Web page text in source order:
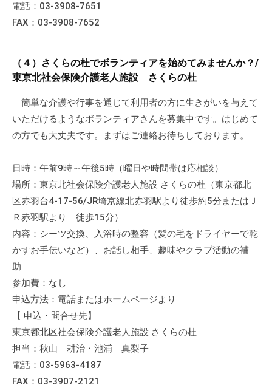
階
で
電話：03-3908-7651
FAX：03-3908-7652
（４）さくらの杜でボランティアを始めてみませんか？/
東京北社会保険介護老人施設 さくらの杜
簡単な介護や行事を通じて利用者の方に生きがいを与えて
いただけるようなボランティアさんを募集中です。はじめて
の方でも大丈夫です。まずはご連絡お待ちしております。
日時：午前9時～午後5時（曜日や時間帯は応相談）
場所：東京北社会保険介護老人施設 さくらの杜（東京都北
区赤羽台4-17-56/JR埼京線北赤羽駅より徒歩約5分またはＪ
Ｒ赤羽駅より 徒歩15分）
内容：シーツ交換、入浴時の整容（髪の毛をドライヤーで乾
かすお手伝いなど）、お話し相手、趣味やクラブ活動の補
助
参加費：なし
申込方法：電話またはホームページより
【 申込・問合せ先】
東京都北区社会保険介護老人施設 さくらの杜
担当：秋山 耕治・池浦 真梨子
電話：03-5963-4187
FAX：03-3907-2121